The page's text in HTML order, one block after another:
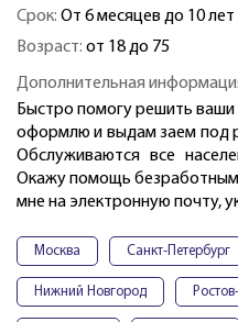
Срок: От 6 месяцев до 10 лет
Возраст: от 18 до 75
Дополнительная
Быстро помогу решить
оформлю и выдам заем под
Обслуживаются все
Окажу помощь
мне на электронную почту,
Москва Санкт-Петербург
Нижний Новгород